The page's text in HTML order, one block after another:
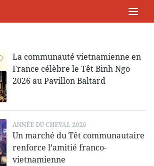
La communauté vietnamienne en
France célèbre le Têt Binh Ngo
2026 au Pavillon Baltard
ANNÉE DU CHEVAL 2026
Un marché du Têt communautaire
renforce l’amitié franco-
vietnamienne